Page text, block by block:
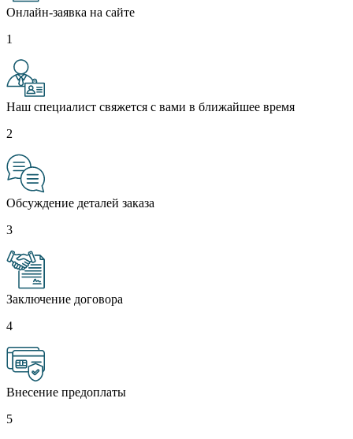
Онлайн-заявка на сайте
1
Наш специалист свяжется с вами в ближайшее время
2
Обсуждение деталей заказа
3
Заключение договора
4
Внесение предоплаты
5